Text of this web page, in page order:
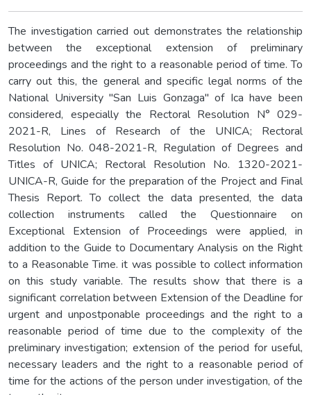
The investigation carried out demonstrates the relationship
between the exceptional extension of preliminary
proceedings and the right to a reasonable period of time. To
carry out this, the general and specific legal norms of the
National University "San Luis Gonzaga" of Ica have been
considered, especially the Rectoral Resolution N° 029-
2021-R, Lines of Research of the UNICA; Rectoral
Resolution No. 048-2021-R, Regulation of Degrees and
Titles of UNICA; Rectoral Resolution No. 1320-2021-
UNICA-R, Guide for the preparation of the Project and Final
Thesis Report. To collect the data presented, the data
collection instruments called the Questionnaire on
Exceptional Extension of Proceedings were applied, in
addition to the Guide to Documentary Analysis on the Right
to a Reasonable Time. it was possible to collect information
on this study variable. The results show that there is a
significant correlation between Extension of the Deadline for
urgent and unpostponable proceedings and the right to a
reasonable period of time due to the complexity of the
preliminary investigation; extension of the period for useful,
necessary leaders and the right to a reasonable period of
time for the actions of the person under investigation, of the